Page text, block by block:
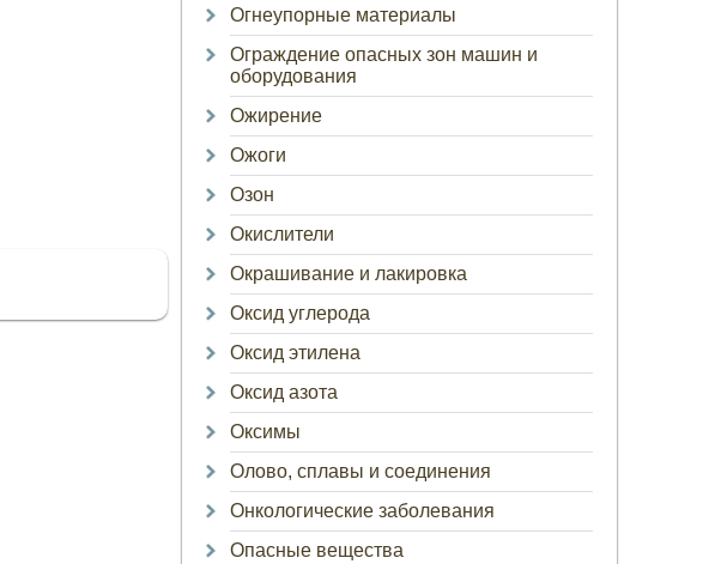
Огнеупорные материалы
Ограждение опасных зон машин и
оборудования
Ожирение
Ожоги
Озон
Окислители
Окрашивание и лакировка
Оксид углерода
Оксид этилена
Оксид азота
Оксимы
Олово, сплавы и соединения
Онкологические заболевания
Опасные вещества